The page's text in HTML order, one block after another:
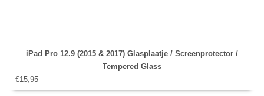
iPad Pro 12.9 (2015 & 2017) Glasplaatje / Screenprotector /
Tempered Glass
€15,95